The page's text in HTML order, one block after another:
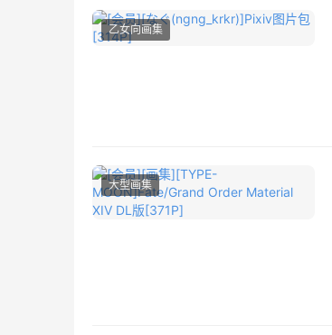
乙女向画集
大型画集